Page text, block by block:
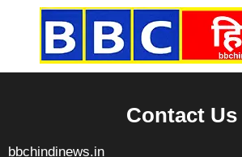
Contact Us
bbchindinews.in